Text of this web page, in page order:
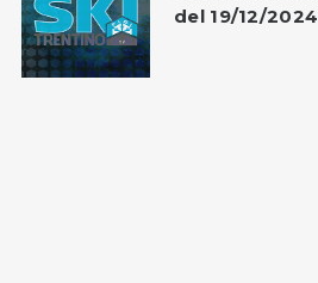
del 19/12/2024